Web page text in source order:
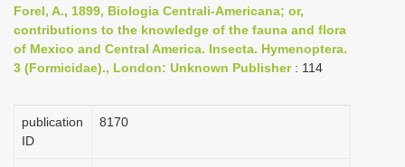
n
a
g
Forel, A., 1899, Biologia Centrali-Americana; or,
contributions to the knowledge of the fauna and flora
of Mexico and Central America. Insecta. Hymenoptera.
3 (Formicidae)., London: Unknown Publisher: 114
publication
ID
8170